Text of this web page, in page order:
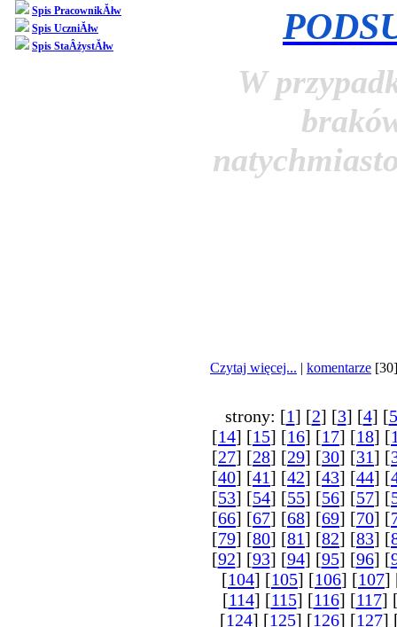
Spis PracownikĂłw
Spis UczniĂłw
Spis StaÂżystĂłw
W
Czytaj więcej... | komentarze [30]
strony: [1] [2] [3] [4] [5
[14] [15] [16] [17] [18] [
[27] [28] [29] [30] [31] [
[40] [41] [42] [43] [44] [
[53] [54] [55] [56] [57] [
[66] [67] [68] [69] [70] [
[79] [80] [81] [82] [83] [
[92] [93] [94] [95] [96] [
[104] [105] [106] [107]
[114] [115] [116] [117]
[124] [125] [126] [127]